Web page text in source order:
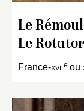
Le
Le Rotator
France-xviie ou